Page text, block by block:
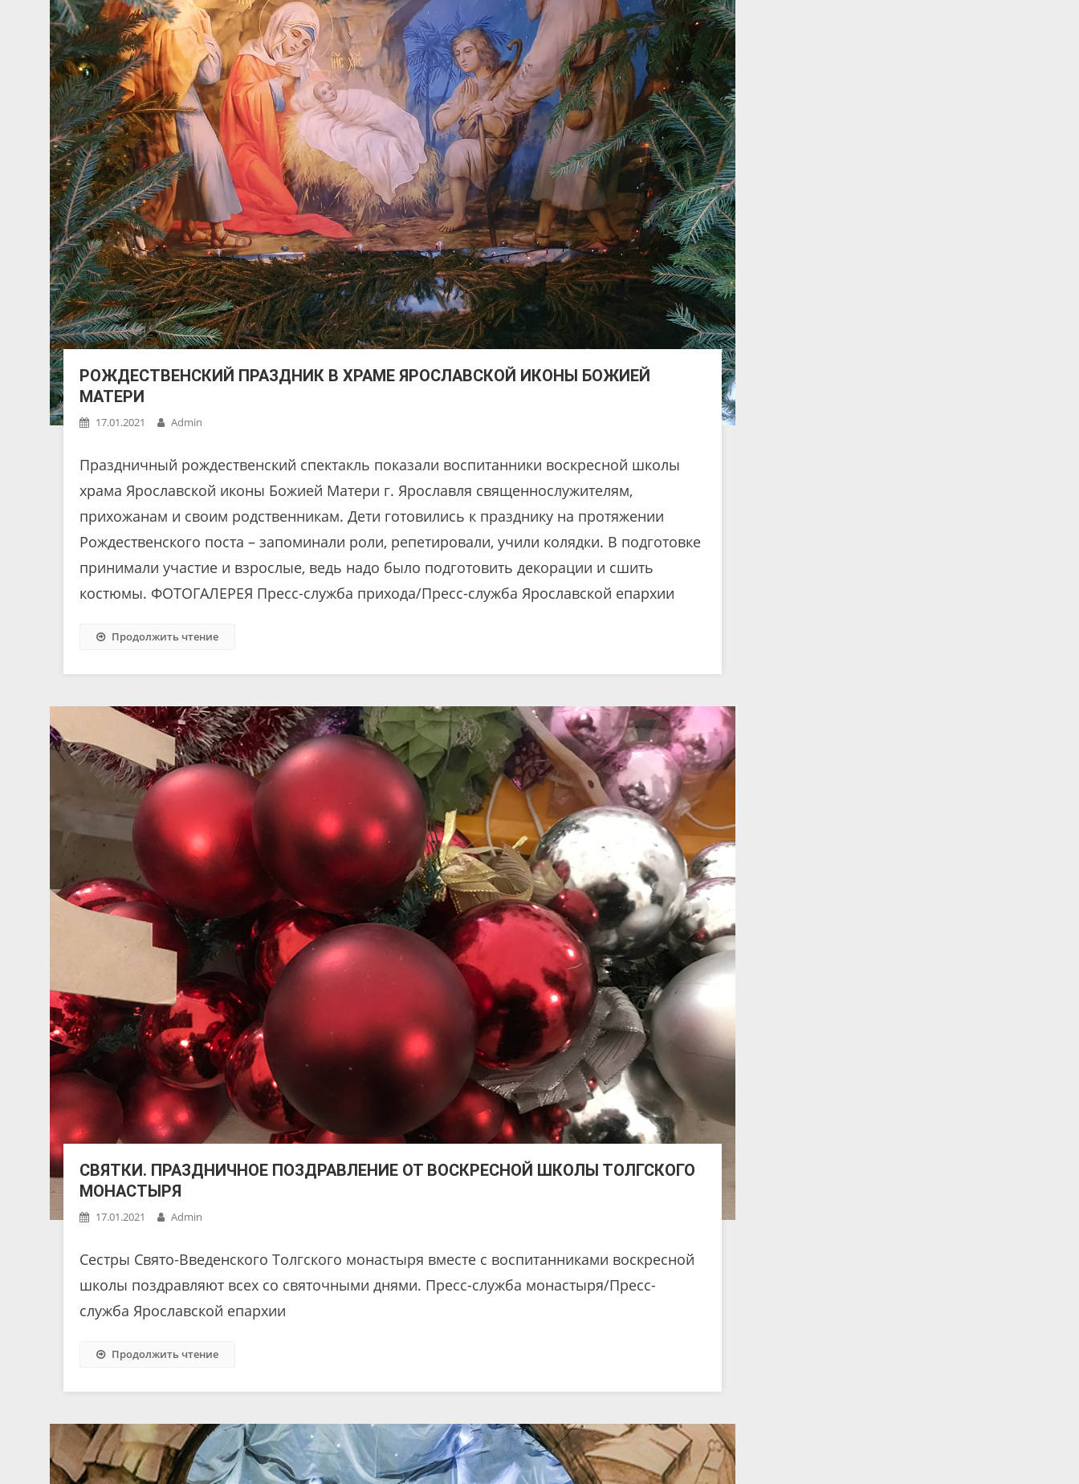
РОЖДЕСТВЕНСКИЙ ПРАЗДНИК В ХРАМЕ ЯРОСЛАВСКОЙ ИКОНЫ БОЖИЕЙ
МАТЕРИ
17.01.2021 Admin
Праздничный рождественский спектакль показали воспитанники воскресной школы
храма Ярославской иконы Божией Матери г. Ярославля священнослужителям,
прихожанам и своим родственникам. Дети готовились к празднику на протяжении
Рождественского поста – запоминали роли, репетировали, учили колядки. В подготовке
принимали участие и взрослые, ведь надо было подготовить декорации и сшить
костюмы. ФОТОГАЛЕРЕЯ Пресс-служба прихода/Пресс-служба Ярославской епархии
Продолжить чтение
СВЯТКИ. ПРАЗДНИЧНОЕ ПОЗДРАВЛЕНИЕ ОТ ВОСКРЕСНОЙ ШКОЛЫ ТОЛГСКОГО
МОНАСТЫРЯ
17.01.2021 Admin
Сестры Свято-Введенского Толгского монастыря вместе с воспитанниками воскресной
школы поздравляют всех со святочными днями. Пресс-служба монастыря/Пресс-
служба Ярославской епархии
Продолжить чтение